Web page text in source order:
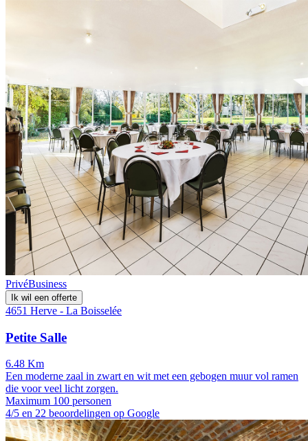
PrivéBusiness
Ik wil een offerte
4651 Herve - La Boisselée
Petite Salle
6.48 Km
Een moderne zaal in zwart en wit met een gebogen muur vol ramen
die voor veel licht zorgen.
Maximum 100 personen
4/5 en 22 beoordelingen op Google